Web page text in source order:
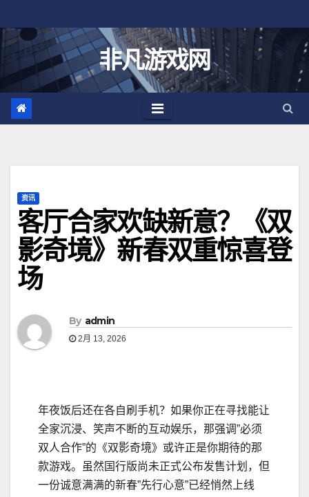
至
非凡游戏网
资讯
客厅合家欢缺新意？《双
影奇境》新春双重惊喜登
场
By admin
2月 13, 2026
年夜饭后还在各自刷手机？如果你正在寻找能让
全家沉浸、笑声不断的互动娱乐，那强调”必须
双人合作”的《双影奇境》或许正是你期待的那
款游戏。虽然国行版尚未正式公布发售计划，但
一份诚意满满的新春”先行心意”已经悄然上线